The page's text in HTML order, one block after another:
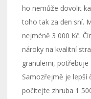
ho nemůže dovolit
toho tak za den sní.
nejméně 3 000 Kč.
nároky na kvalitní
granulemi, potřebuje
Samozřejmě je lepší
počítejte zhruba 1